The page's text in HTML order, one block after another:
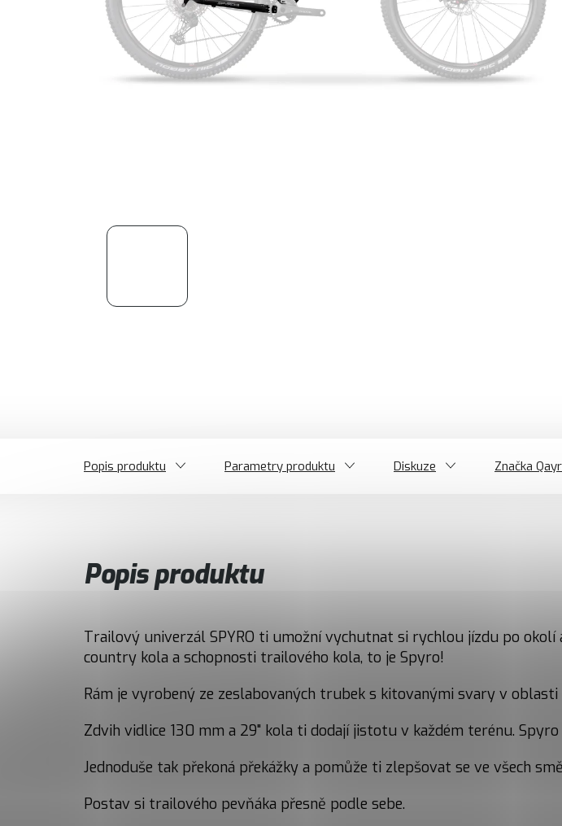
Popis produktu Parametry produktu Diskuze Značka
Popis produktu
Trailový univerzál SPYRO ti umožní vychutnat si rychlou jízdu po
country kola a schopnosti trailového kola, to je Spyro!
Rám je vyrobený ze zeslabovaných trubek s kitovanými svary v
Zdvih vidlice 130 mm a 29" kola ti dodají jistotu v každém terénu.
Jednoduše tak překoná překážky a pomůže ti zlepšovat se ve všech
Postav si trailového pevňáka přesně podle sebe.